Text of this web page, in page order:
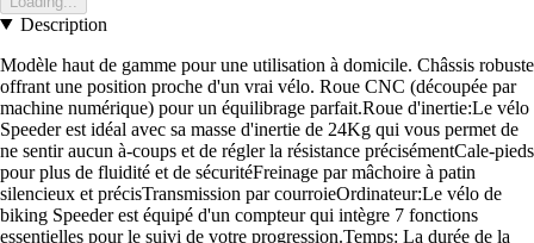
Description
Modèle haut de gamme pour une utilisation à domicile. Châssis robuste
offrant une position proche d'un vrai vélo. Roue CNC (découpée par
machine numérique) pour un équilibrage parfait.Roue d'inertie:Le vélo
Speeder est idéal avec sa masse d'inertie de 24Kg qui vous permet de
ne sentir aucun à-coups et de régler la résistance précisémentCale-pieds
pour plus de fluidité et de sécuritéFreinage par mâchoire à patin
silencieux et précisTransmission par courroieOrdinateur:Le vélo de
biking Speeder est équipé d'un compteur qui intègre 7 fonctions
essentielles pour le suivi de votre progression.Temps: La durée de la